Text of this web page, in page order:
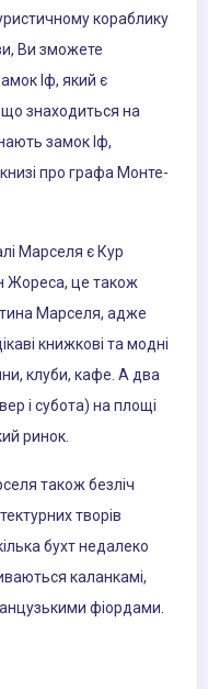
кораблику
Ви зможете
Іф, який є
знаходиться на
замок Іф,
про графа Монте-
Марселя є Кур
Жореса, це також
Марселя, адже
книжкові та модні
клуби, кафе. А два
і субота) на площі
ринок.
також безліч
творів
бухт недалеко
каланкамі,
фіордами.